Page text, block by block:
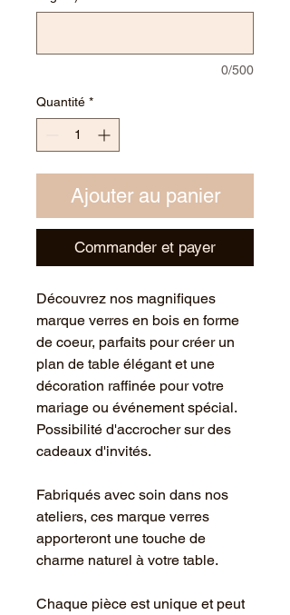
0/500
Quantité *
Ajouter au panier
Commander et payer
Découvrez nos magnifiques
marque verres en bois en forme
de coeur, parfaits pour créer un
plan de table élégant et une
décoration raffinée pour votre
mariage ou événement spécial.
Possibilité d'accrocher sur des
cadeaux d'invités.
Fabriqués avec soin dans nos
ateliers, ces marque verres
apporteront une touche de
charme naturel à votre table.
Chaque pièce est unique et peut